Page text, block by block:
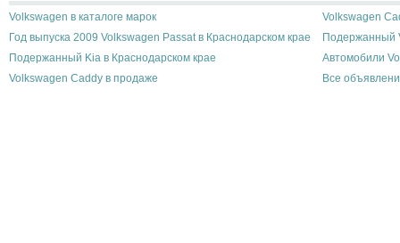
Volkswagen в каталоге марок
Volkswagen
Год выпуска 2009 Volkswagen Passat в Краснодарском крае
Подержанный
Подержанный Kia в Краснодарском крае
Автомобили
Volkswagen Caddy в продаже
Все